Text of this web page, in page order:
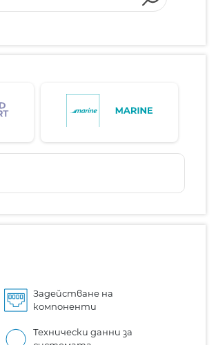
Задействане на
компоненти
Технически данни за